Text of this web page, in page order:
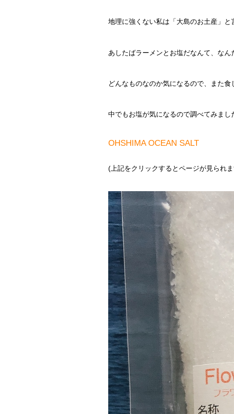
地理に強くない私は「大島のお土産」と
あしたばラーメンとお塩だなんて、なん
どんなものなのか気になるので、また
中でもお塩が気になるので調べてみまし
OHSHIMA OCEAN SALT
(上記をクリックするとページが見られ